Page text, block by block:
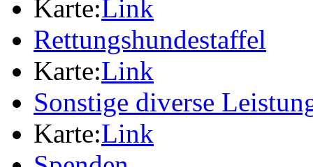
Karte:Link
Rettungshundestaffel
Karte:Link
Sonstige diverse
Karte:Link